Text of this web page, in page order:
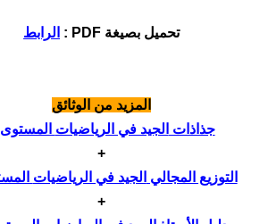
تحميل بصيغة PDF
: الرابط
المزيد من الوثائق
جذاذات الجيد في الرياضيات المستوى
+
التوزيع المجالي الجيد في الرياضيات
+